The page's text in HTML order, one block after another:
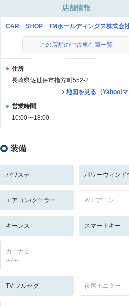
店舗情報
CAR SHOP TMホールディングス株式会
この店舗の中古車在庫一覧
住所
長崎県佐世保市指方町552-2
地図を見る（Yahoo!マ
営業時間
10:00〜18:00
装備
パワステ パワーウィンド
エアコン/クーラー Wエアコン
キーレス スマートキー
カーナビ
-/-/-/-
TV:フルセグ 後席モニター